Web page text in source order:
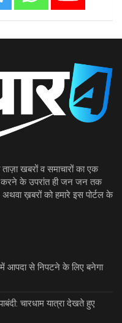
खबरों व समाचारों का एक
करने के उपरांत ही जन जन तक
ख़बरों को हमारे इस पोर्टल के
में आपदा से निपटने के लिए बनेगा
चारधाम यात्रा देखते हुए